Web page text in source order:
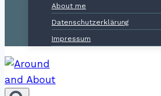
About me
Datenschutzerklärung
Impressum